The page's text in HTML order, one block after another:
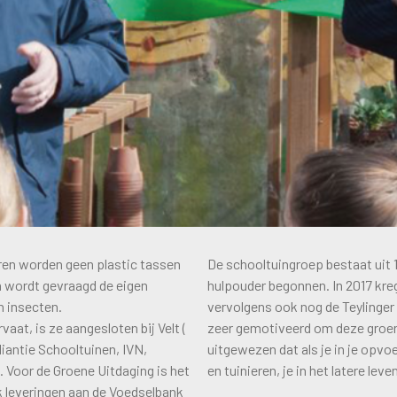
worden geen plastic tassen
gevraagd de eigen
insecten.
is ze aangesloten bij Velt (
Schooltuinen, IVN,
de Groene Uitdaging is het
aan de Voedselbank
De schooltuingroep bestaat uit
hulpouder begonnen. In 2017
vervolgens ook nog de
zeer gemotiveerd om deze
uitgewezen dat als je in je
en tuinieren, je in het latere